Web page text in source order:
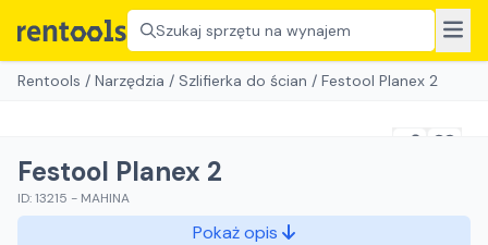
Szukaj sprzętu na wynajem
Rentools / Narzędzia / Szlifierka do ścian / Festool Planex 2
Festool Planex 2
ID:13215 - MAHINA
Pokaż opis